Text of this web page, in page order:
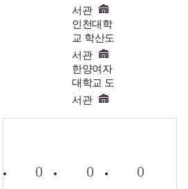
서관
인천대학
교 학산도
서관
한양여자
대학교 도
서관
0 0 0